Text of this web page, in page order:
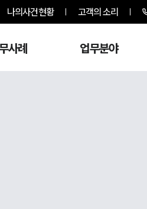
나의사건현황 고객의 소리
사례 업무분야